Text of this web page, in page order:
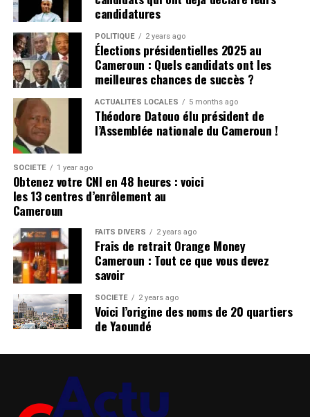
Dans une atmosphère parfois festive, parfois solennelle,
le RDPC a affiché sa détermination. Paul Biya, candidat
annoncé pour un nouveau mandat, reste plus que
jamais la figure tutélaire autour de laquelle
s’organise toute la stratégie du Moungo.
CLIQUEZ ici pour lire tout l’article sur
infocameroun.com
Rejoindre notre chaîne télégram pour avoir les
dernières infos
Cliquez ici
Trois années de coopération
renforcée
Nommé en 2022, Thierry Marchand aura accompagné
plusieurs chantiers stratégiques de la relation franco-
camerounaise, notamment sur les plans économique,
culturel et sécuritaire. Son départ marque la fin d’une
étape importante, mais les deux capitales entendent
CLIQUEZ ici pour lire tout l’article sur
infocameroun.com
Rejoindre notre chaîne télégram pour avoir les
dernières infos
Cliquez ici
candidatures
POLITIQUE 2 years ago
Élections présidentielles 2025 au
Cameroun : Quels candidats ont les
meilleures chances de succès ?
ACTUALITÉS LOCALES 5 months ago
Théodore Datouo élu président de
l’Assemblée nationale du Cameroun !
SOCIÉTÉ 1 year ago
Obtenez votre CNI en 48 heures : voici
les 13 centres d’enrôlement au
Cameroun
FAITS DIVERS 2 years ago
Frais de retrait Orange Money
Cameroun : Tout ce que vous devez
savoir
SOCIÉTÉ 2 years ago
Voici l’origine des noms de 20 quartiers
de Yaoundé